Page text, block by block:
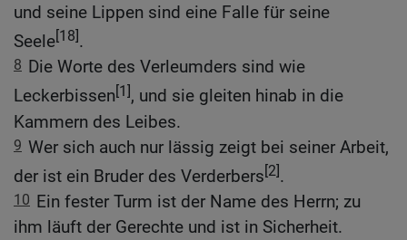
und seine Lippen sind eine Falle für seine
Seele[18].
8 Die Worte des Verleumders sind wie
Leckerbissen[1], und sie gleiten hinab in die
Kammern des Leibes.
9 Wer sich auch nur lässig zeigt bei seiner Arbeit,
der ist ein Bruder des Verderbers[2].
10 Ein fester Turm ist der Name des Herrn; zu
ihm läuft der Gerechte und ist in Sicherheit.